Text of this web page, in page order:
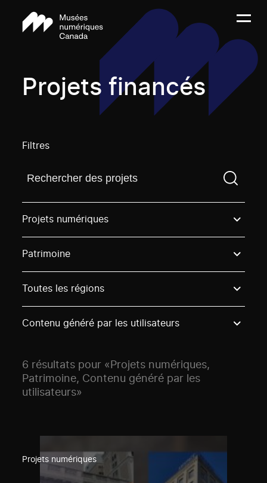
Projets financés
Filtres
Trouvez un projetVous devez saisir un terme de
Projets numériques
Patrimoine
Toutes les régions
Contenu généré par les utilisateurs
6 résultats pour «Projets numériques,
Patrimoine, Contenu généré par les
utilisateurs»
Projets numériques